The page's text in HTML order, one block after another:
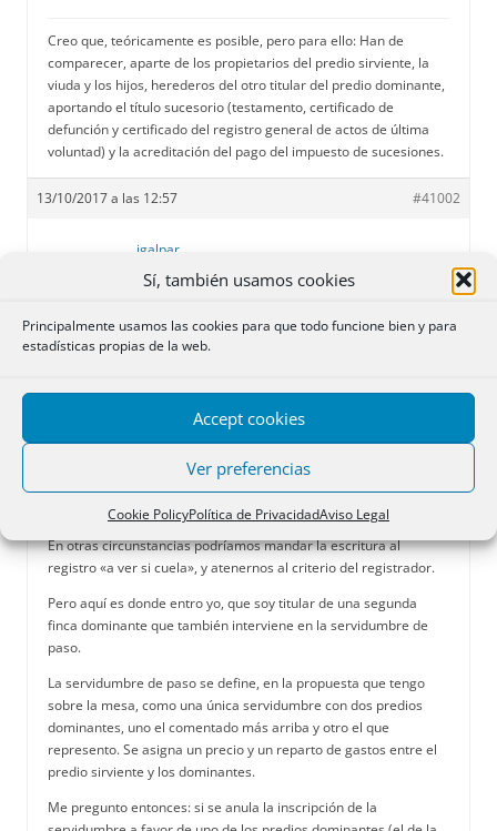
Sí, también usamos cookies
Principalmente usamos las cookies para que todo funcione bien y para
estadísticas propias de la web.
Accept cookies
Ver preferencias
Cookie PolicyPolítica de PrivacidadAviso Legal
Creo que, teóricamente es posible, pero para ello: Han de
comparecer, aparte de los propietarios del predio sirviente, la
viuda y los hijos, herederos del otro titular del predio dominante,
aportando el título sucesorio (testamento, certificado de
defunción y certificado del registro general de actos de última
voluntad) y la acreditación del pago del impuesto de sucesiones.
13/10/2017 a las 12:57 #41002
jgalpar
Participante
Muchas gracias por la respuesta.
supongo que, precisamente, esa es la razón de que no se haya
inscrito la partición particular de herencia.
Vamos a dejarlo como que hay un riesgo fundado de que el
registrador decida rechazar la inscripción. O a la inversa, una
posibilidad de que la acepte.
En otras circunstancias podríamos mandar la escritura al
registro «a ver si cuela», y atenernos al criterio del registrador.
Pero aquí es donde entro yo, que soy titular de una segunda
finca dominante que también interviene en la servidumbre de
paso.
La servidumbre de paso se define, en la propuesta que tengo
sobre la mesa, como una única servidumbre con dos predios
dominantes, uno el comentado más arriba y otro el que
represento. Se asigna un precio y un reparto de gastos entre el
predio sirviente y los dominantes.
Me pregunto entonces: si se anula la inscripción de la